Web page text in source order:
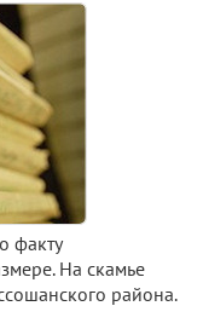
факту
На скамье
района.